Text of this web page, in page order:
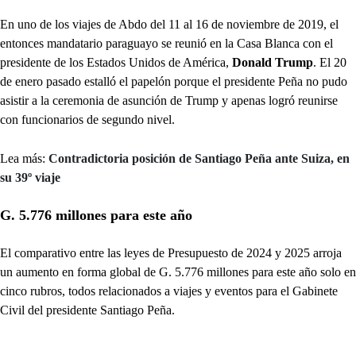
En uno de los viajes de Abdo del 11 al 16 de noviembre de 2019, el
entonces mandatario paraguayo se reunió en la Casa Blanca con el
presidente de los Estados Unidos de América, Donald Trump. El 20
de enero pasado estalló el papelón porque el presidente Peña no pudo
asistir a la ceremonia de asunción de Trump y apenas logró reunirse
con funcionarios de segundo nivel.
Lea más: Contradictoria posición de Santiago Peña ante Suiza, en
su 39º viaje
G. 5.776 millones para este año
El comparativo entre las leyes de Presupuesto de 2024 y 2025 arroja
un aumento en forma global de G. 5.776 millones para este año solo en
cinco rubros, todos relacionados a viajes y eventos para el Gabinete
Civil del presidente Santiago Peña.